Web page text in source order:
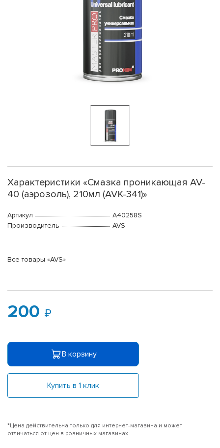
Характеристики «Смазка проникающая AV-
40 (аэрозоль), 210мл (AVK-341)»
Артикул
A40258S
Производитель
AVS
Все товары «AVS»
200
В корзину
Купить в 1 клик
*Цена действительна только для интернет-магазина и может
отличаться от цен в розничных магазинах